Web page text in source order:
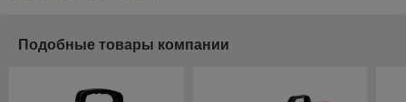
Подобные товары компании